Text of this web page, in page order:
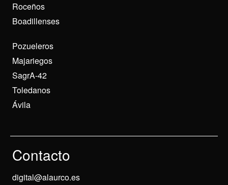
Roceños
Boadillenses
Pozueleros
Majariegos
SagrA-42
Toledanos
Ávila
Contacto
digital@alaurco.es